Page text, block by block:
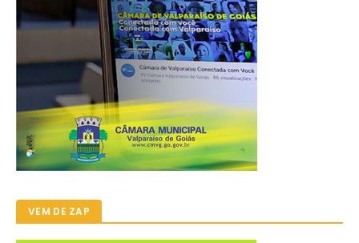
VEM DE ZAP